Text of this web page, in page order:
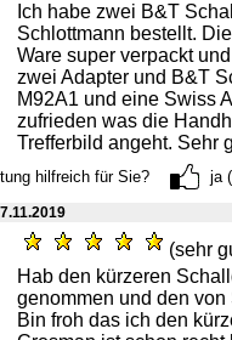
Ich habe zwei B&T
Schlottmann bestellt.
Ware super verpackt
zwei Adapter und B&T
M92A1 und eine Swiss
zufrieden was die
Trefferbild angeht. Sehr
hilfreich für Sie? ja
(sehr
Hab den kürzeren
genommen und den
Bin froh das ich den